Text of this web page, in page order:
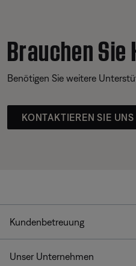
Brauchen Sie
Benötigen Sie weitere
KONTAKTIEREN SIE UNS
Kundenbetreuung
Unser Unternehmen